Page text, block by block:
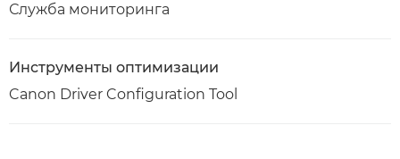
Служба мониторинга
Инструменты оптимизации
Canon Driver Configuration Tool